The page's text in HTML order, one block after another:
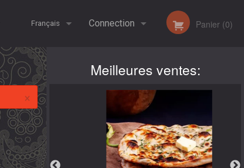
Français
Français
English
Connection
Inscription
Panier (0)
Meilleures ventes:
×